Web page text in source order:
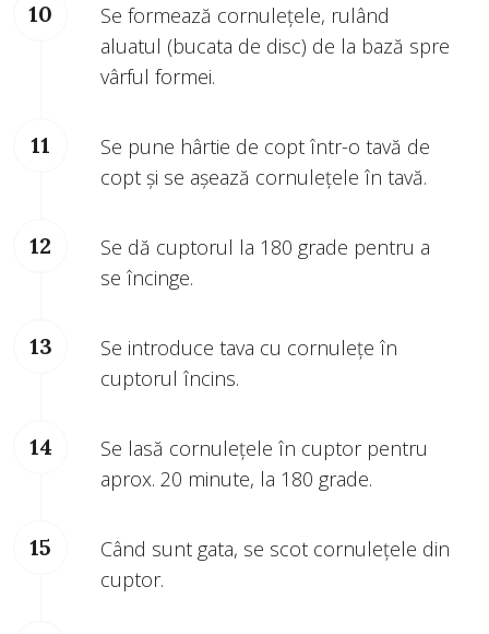
Se formează cornulețele, rulând
aluatul (bucata de disc) de la bază spre
vârful formei.
Se pune hârtie de copt într-o tavă de
copt și se așează cornulețele în tavă.
Se dă cuptorul la 180 grade pentru a
se încinge.
Se introduce tava cu cornulețe în
cuptorul încins.
Se lasă cornulețele în cuptor pentru
aprox. 20 minute, la 180 grade.
Când sunt gata, se scot cornulețele din
cuptor.